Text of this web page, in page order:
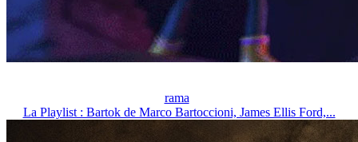
rama
La Playlist : Bartok de Marco Bartoccioni, James Ellis Ford,...